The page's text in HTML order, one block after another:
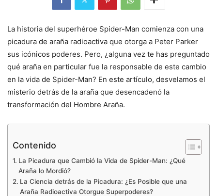
La historia del superhéroe Spider-Man comienza con una
picadura de araña radioactiva que otorga a Peter Parker
sus icónicos poderes. Pero, ¿alguna vez te has preguntado
qué araña en particular fue la responsable de este cambio
en la vida de Spider-Man? En este artículo, desvelamos el
misterio detrás de la araña que desencadenó la
transformación del Hombre Araña.
Contenido
La Picadura que Cambió la Vida de Spider-Man: ¿Qué
Araña lo Mordió?
La Ciencia detrás de la Picadura: ¿Es Posible que una
Araña Radioactiva Otorgue Superpoderes?